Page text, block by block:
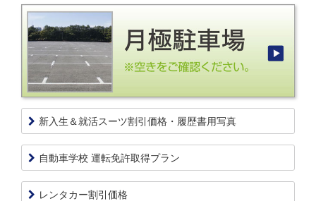
新入生＆就活スーツ割引価格・履歴書用写真
自動車学校 運転免許取得プラン
レンタカー割引価格